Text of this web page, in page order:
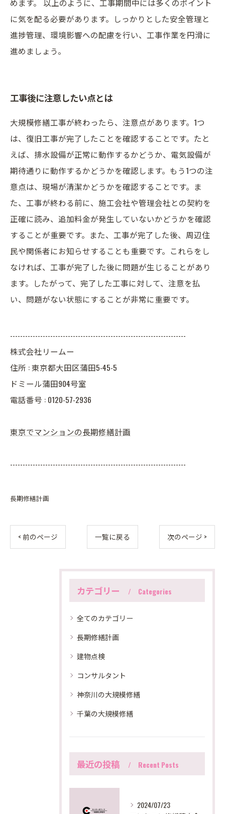
に気を配る必要があります。しっかりとした安全管理と
進捗管理、環境影響への配慮を行い、工事作業を円滑に
進めましょう。
工事後に注意したい点とは
大規模修繕工事が終わったら、注意点があります。1つ
は、復旧工事が完了したことを確認することです。たと
えば、排水設備が正常に動作するかどうか、電気設備が
期待通りに動作するかどうかを確認します。もう1つの注
意点は、現場が清潔かどうかを確認することです。ま
た、工事が終わる前に、施工会社や管理会社との契約を
正確に読み、追加料金が発生していないかどうかを確認
することが重要です。また、工事が完了した後、周辺住
民や関係者にお知らせすることも重要です。これらをし
なければ、工事が完了した後に問題が生じることがあり
ます。したがって、完了した工事に対して、注意を払
い、問題がない状態にすることが非常に重要です。
----------------------------------------------------------------------
株式会社リームー
住所 : 東京都大田区蒲田5-45-5
ドミール蒲田904号室
電話番号 : 0120-57-2936
東京でマンションの長期修繕計画
----------------------------------------------------------------------
長期修繕計画
< 前のページ 一覧に戻る 次のページ >
カテゴリー Categories
全てのカテゴリー
長期修繕計画
建物点検
コンサルタント
神奈川の大規模修繕
千葉の大規模修繕
最近の投稿 Recent Posts
2024/07/23